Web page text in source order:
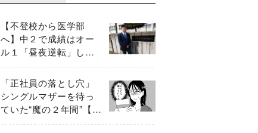
【不登校から医学部
へ】中２で成績はオー
ル１「昼夜逆転」した
わが子を”夜遊び”に連れ
出した母の気づき
「正社員の落とし穴」
シングルマザーを待っ
ていた“魔の２年間”【後
編】